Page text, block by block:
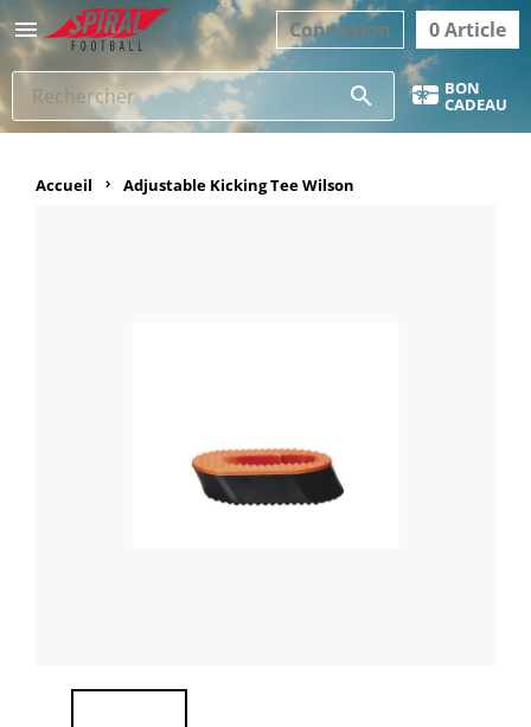
 0 Article
Connexion
search BON
CADEAU
Accueil Adjustable Kicking Tee Wilson